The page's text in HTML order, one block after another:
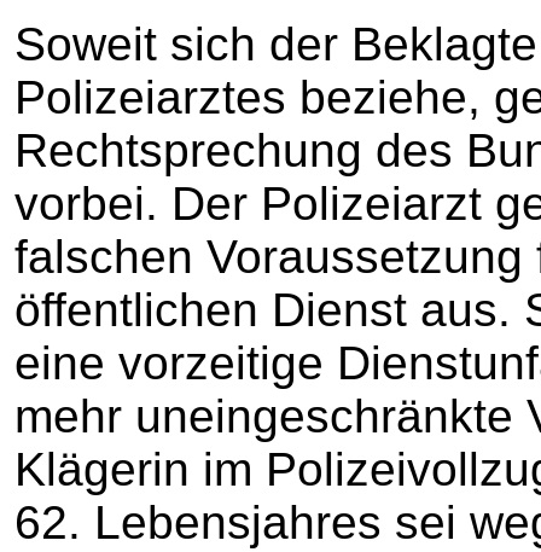
Soweit sich der
Polizeiarztes beziehe,
Rechtsprechung des
vorbei. Der Polizeiarzt
falschen
öffentlichen Dienst aus.
eine vorzeitige
mehr uneingeschränkte
Klägerin im
62. Lebensjahres sei